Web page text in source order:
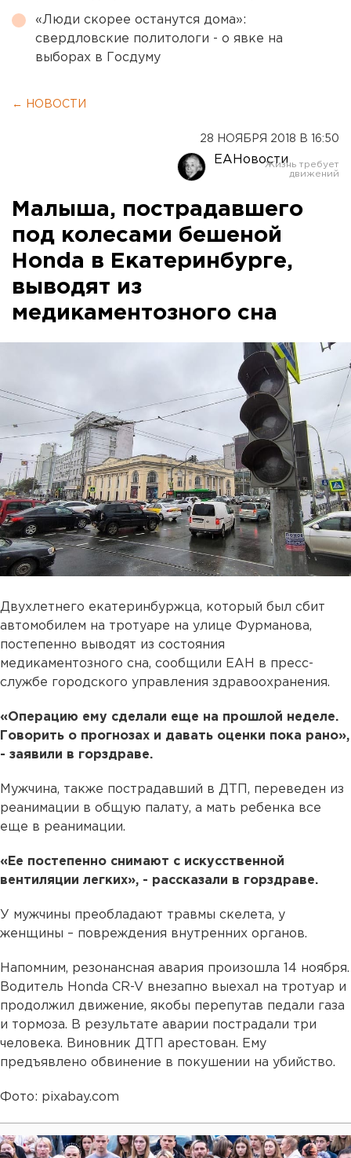
«Люди скорее останутся дома»:
свердловские политологи - о явке на
выборах в Госдуму
← НОВОСТИ
28 НОЯБРЯ 2018 В 16:50
ЕАНовости
Малыша, пострадавшего
под колесами бешеной
Honda в Екатеринбурге,
выводят из
медикаментозного сна
Двухлетнего екатеринбуржца, который был сбит
автомобилем на тротуаре на улице Фурманова,
постепенно выводят из состояния
медикаментозного сна, сообщили ЕАН в пресс-
службе городского управления здравоохранения.
«Операцию ему сделали еще на прошлой неделе.
Говорить о прогнозах и давать оценки пока рано»,
- заявили в горздраве.
Мужчина, также пострадавший в ДТП, переведен из
реанимации в общую палату, а мать ребенка все
еще в реанимации.
«Ее постепенно снимают с искусственной
вентиляции легких», - рассказали в горздраве.
У мужчины преобладают травмы скелета, у
женщины – повреждения внутренних органов.
Напомним, резонансная авария произошла 14 ноября.
Водитель Honda CR-V внезапно выехал на тротуар и
продолжил движение, якобы перепутав педали газа
и тормоза. В результате аварии пострадали три
человека. Виновник ДТП арестован. Ему
предъявлено обвинение в покушении на убийство.
Фото: pixabay.com